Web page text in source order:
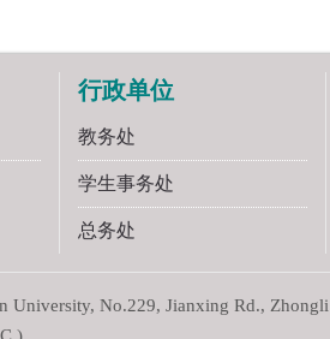
行政单位
教务处
学生事务处
总务处
University, No.229, Jianxing Rd.,